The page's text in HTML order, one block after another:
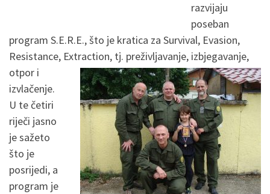
razvijaju
poseban
program S.E.R.E., što je kratica za Survival, Evasion,
Resistance, Extraction, tj. preživljavanje, izbjegavanje,
otpor i
izvlačenje.
U te četiri
riječi jasno
je sažeto
što je
posrijedi, a
program je